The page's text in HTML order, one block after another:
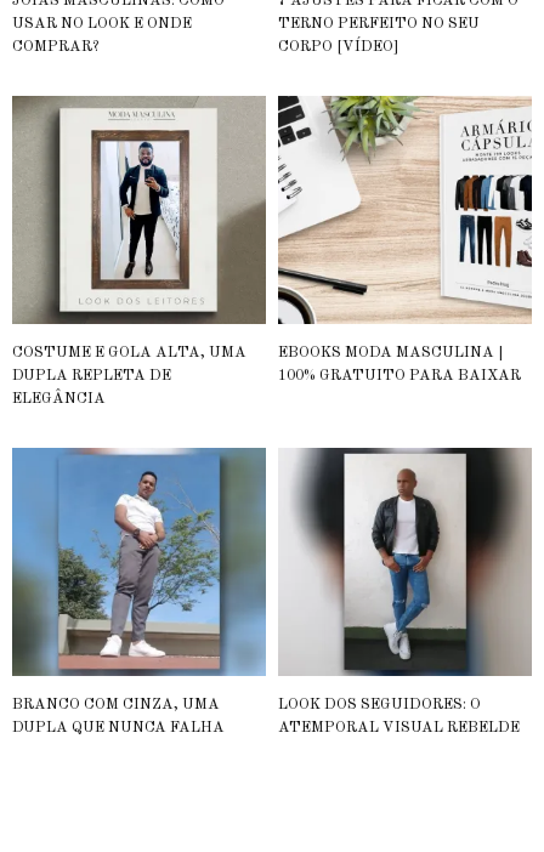
USAR NO LOOK E ONDE
COMPRAR?
TERNO PERFEITO NO SEU
CORPO [VÍDEO]
COSTUME E GOLA ALTA, UMA
DUPLA REPLETA DE
ELEGÂNCIA
EBOOKS MODA MASCULINA |
100% GRATUITO PARA BAIXAR
BRANCO COM CINZA, UMA
DUPLA QUE NUNCA FALHA
LOOK DOS SEGUIDORES: O
ATEMPORAL VISUAL REBELDE